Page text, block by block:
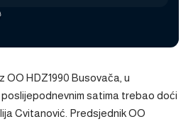
OO HDZ1990 Busovača, u
satima trebao doći
Cvitanović. Predsjednik OO